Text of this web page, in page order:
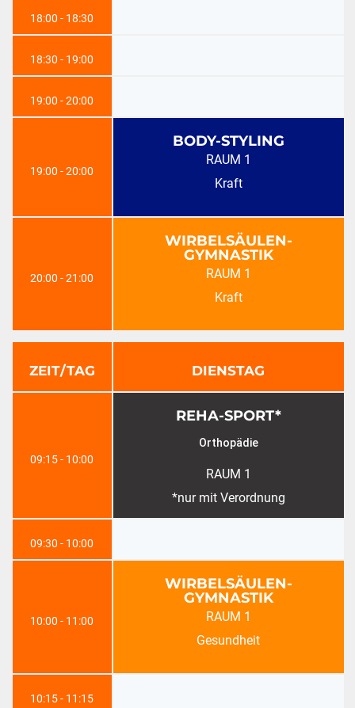
18:00 - 18:30
18:30 - 19:00
19:00 - 20:00
19:00 - 20:00
20:00 - 21:00
BODY-STYLING
RAUM 1
Kraft
WIRBELSÄULEN-
GYMNASTIK
RAUM 1
Kraft
ZEIT/TAG
09:15 - 10:00
09:30 - 10:00
10:00 - 11:00
10:15 - 11:15
DIENSTAG
REHA-SPORT*
Orthopädie
RAUM 1
*nur mit Verordnung
WIRBELSÄULEN-
GYMNASTIK
RAUM 1
Gesundheit